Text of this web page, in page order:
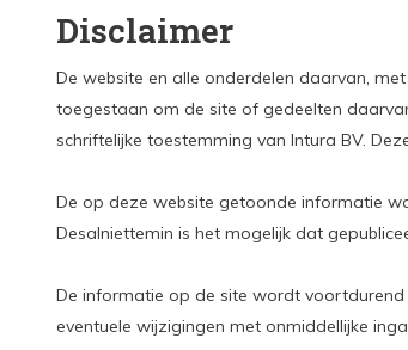
Disclaimer
De website en alle onderdelen daarvan,
toegestaan om de site of gedeelten
schriftelijke toestemming van Intura BV.
De op deze website getoonde informatie
Desalniettemin is het mogelijk dat
De informatie op de site wordt
eventuele wijzigingen met onmiddellijke